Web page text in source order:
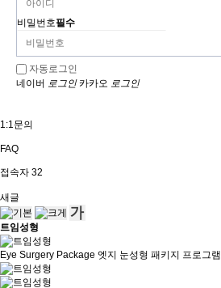
비밀번호필수
자동로그인
네이버 로그인 카카오 로그인
1:1문의
FAQ
접속자 32
새글
트임성형
Eye Surgery Package 엣지 눈성형 패키지 프로그램